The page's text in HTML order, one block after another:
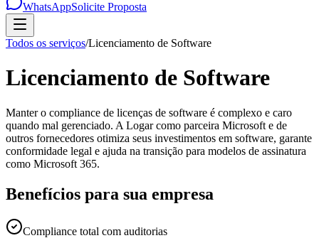
WhatsAppSolicite Proposta
Todos os serviços/Licenciamento de Software
Licenciamento de Software
Manter o compliance de licenças de software é complexo e caro
quando mal gerenciado. A Logar como parceira Microsoft e de
outros fornecedores otimiza seus investimentos em software, garante
conformidade legal e ajuda na transição para modelos de assinatura
como Microsoft 365.
Benefícios para sua empresa
Compliance total com auditorias